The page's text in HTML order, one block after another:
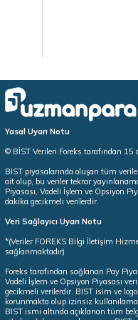
Yasal Uyarı Notu
© BİST Verileri Foreks tarafından
BIST piyasalarında oluşan tüm
ait olup, bu veriler tekrar
Piyasası, Vadeli İşlem ve Opsiyon
dakika gecikmeli verilerdir.
Veri Sağlayıcı Uyarı Notu
*(Veriler FOREKS Bilgi İletişim
sağlanmaktadır)
Foreks tarafından sağlanan Pay
Vadeli İşlem ve Opsiyon Piyasası
gecikmeli verilerdir. BIST isim ve
korunmakta olup izinsiz
BIST ismi altında açıklanan tüm